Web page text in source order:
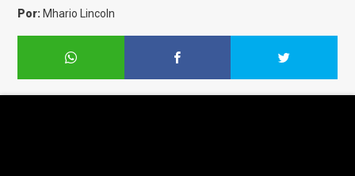
Por: Mhario Lincoln